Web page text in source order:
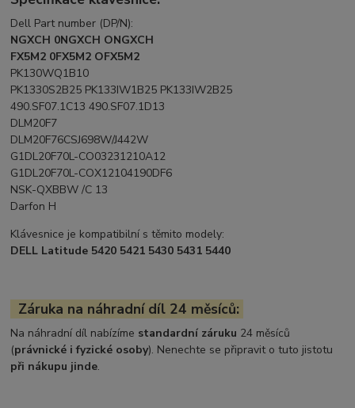
Dell Part number (DP/N):
NGXCH 0NGXCH ONGXCH
FX5M2 0FX5M2 OFX5M2
PK130WQ1B10
PK1330S2B25 PK133IW1B25 PK133IW2B25
490.SF07.1C13 490.SF07.1D13
DLM20F7
DLM20F76CSJ698W/J442W
G1DL20F70L-CO03231210A12
G1DL20F70L-COX12104190DF6
NSK-QXBBW /C 13
Darfon H
Klávesnice je kompatibilní s těmito modely:
DELL Latitude 5420 5421 5430 5431 5440
Záruka na náhradní díl 24 měsíců:
Na náhradní díl nabízíme standardní záruku 24 měsíců
(právnické i fyzické osoby). Nenechte se připravit o tuto jistotu
při nákupu jinde.